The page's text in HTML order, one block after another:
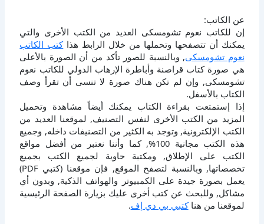
عن الكاتب:
إن للكاتب نعوم تشومسكى العديد من الكتب الأخرى والتي
يمكنك أن تتصفحها وتحملها من خلال الرابط هذاكتب الكاتب
نعوم تشومسكى, وبالنسبة للصور تأكد من أن الصورة بالأعلى
هي صورة كتاب قراصنة وأباطرة الإرهاب الدولي للكاتب نعوم
تشومسكى, وإن لم تكن هناك صورة لا تنسى أن تقرأ وصف
الكتاب بالأسفل.
إذا إستمتعت بقراءة الكتاب يمكنك أيضاً مشاهدة وتحميل
المزيد من الكتب الأخرى لنفس التصنيف, لموقعنا العديد من
الكتب الإلكترونية, وتوجد به الكثير من التصنيفات داخله, وجميع
هذه الكتب مجانية 100%, كما وأننا نعتبر من أفضل مواقع
الكتب على الإطلاق, ومكتبة حاوية لجميع الكتب بجميع
تخصصاتها, وبالنسبة لتصفح الموقع, فإن موقعنا (كتبي PDF)
يعمل بصورة جيدة على الكمبيوتر والهواتف الذكية, وبدون أي
مشاكل, وللبحث عن كتب أخرى عليك بزيارة الصفحة الرئيسية
لموقعنا من هناكتبي بي دي إف.